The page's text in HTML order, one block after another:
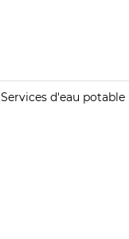
Services d'eau potable